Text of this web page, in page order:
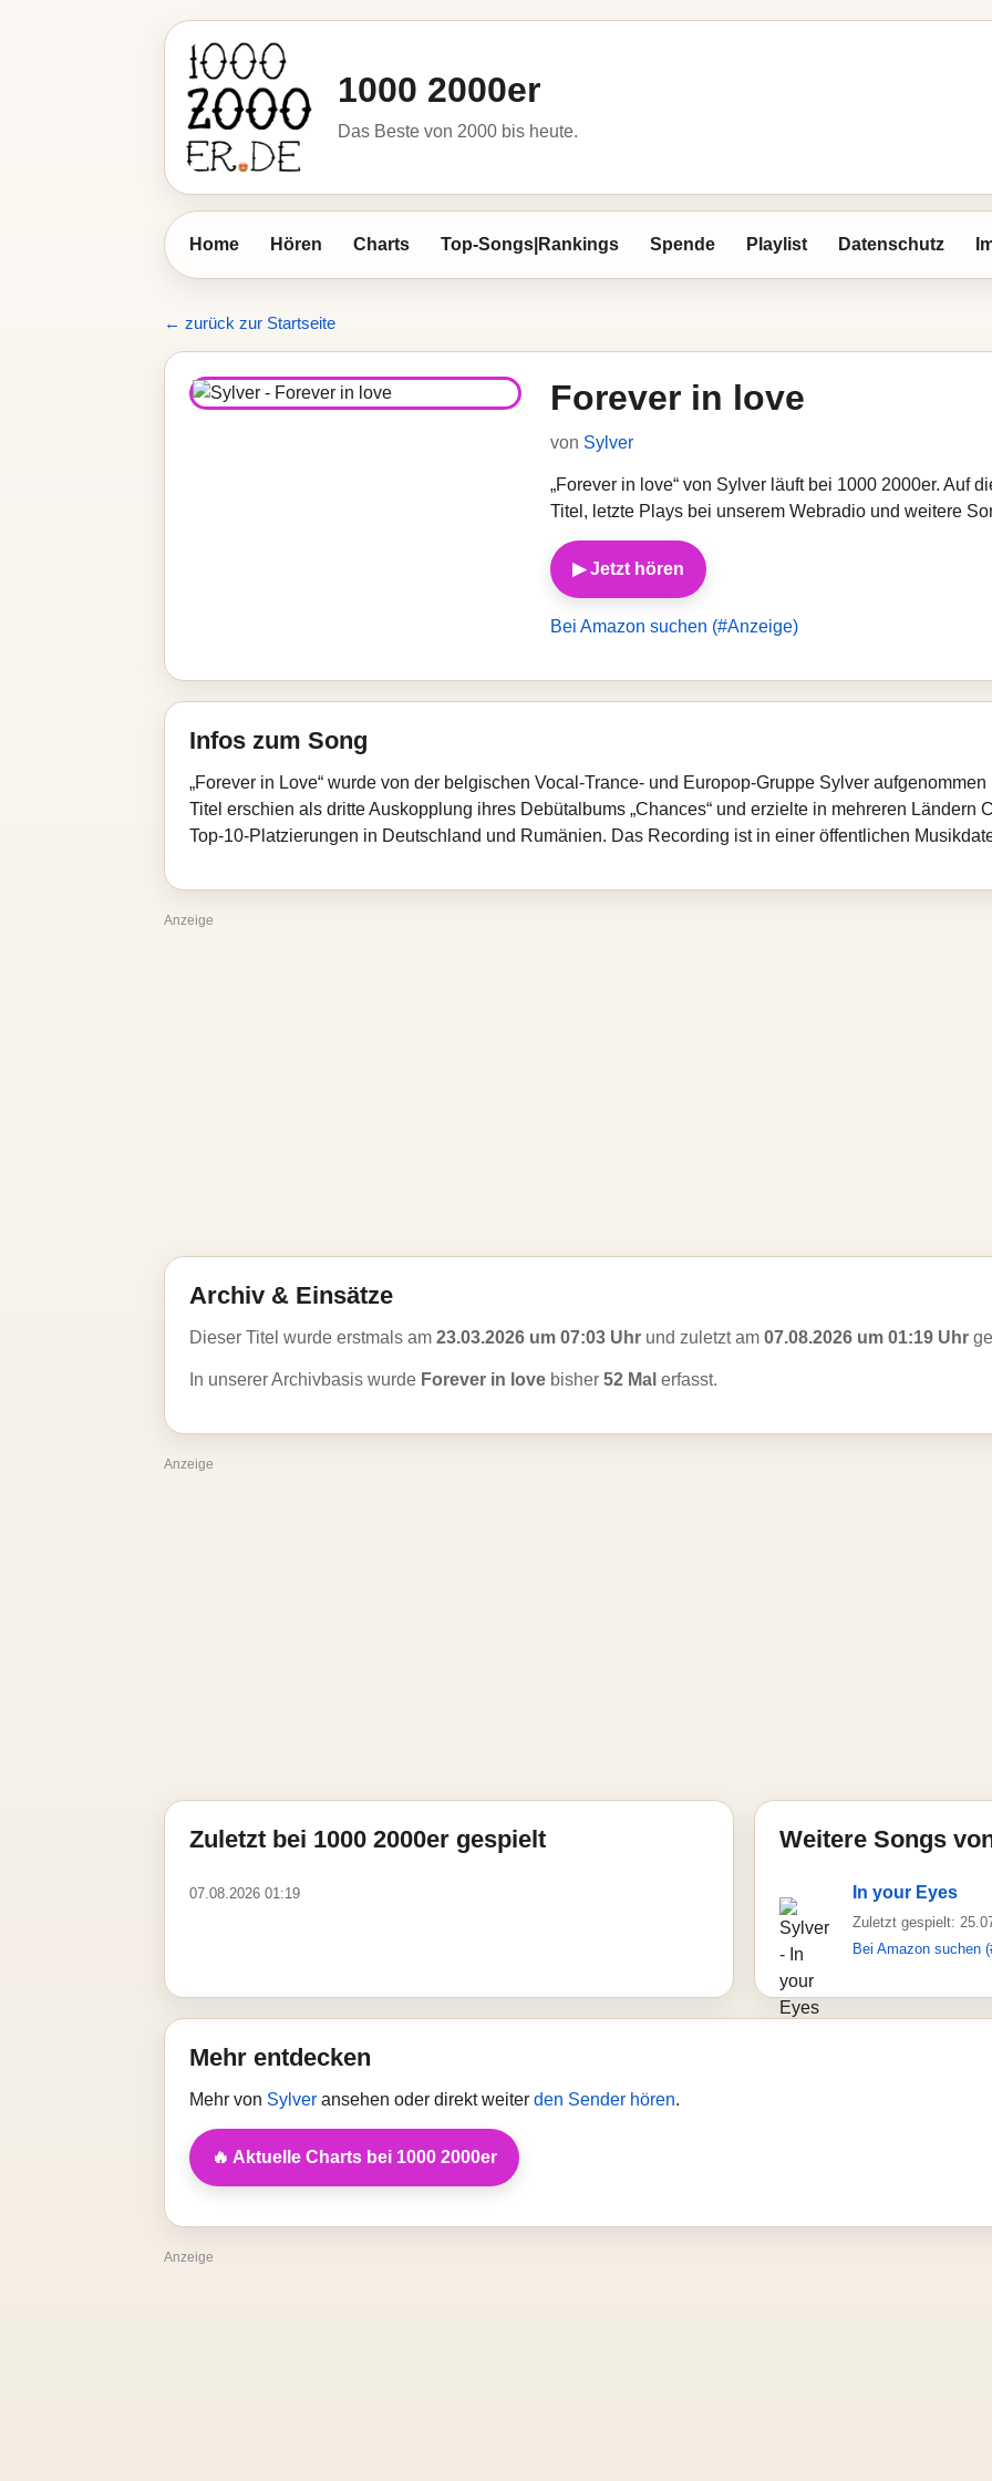
1000 2000er
Das Beste von 2000 bis heute.
Home Hören Charts Top-Songs|Rankings Spende Playlist Datenschutz
← zurück zur Startseite
Forever in love
von Sylver
„Forever in love“ von Sylver läuft bei 1000 2000er. Auf
Titel, letzte Plays bei unserem Webradio und weitere
▶ Jetzt hören
Bei Amazon suchen (#Anzeige)
Infos zum Song
„Forever in Love“ wurde von der belgischen Vocal‑Trance‑ und Europop‑Gruppe Sylver
Titel erschien als dritte Auskopplung ihres Debütalbums „Chances“ und erzielte in mehreren Ländern
Top‑10‑Platzierungen in Deutschland und Rumänien. Das Recording ist in einer öffentlichen
Anzeige
Archiv & Einsätze
Dieser Titel wurde erstmals am 23.03.2026 um 07:03 Uhr und zuletzt am 07.08.2026 um 01:19 Uhr
In unserer Archivbasis wurde Forever in love bisher 52 Mal erfasst.
Anzeige
Zuletzt bei 1000 2000er gespielt
07.08.2026 01:19
Weitere Songs
In your Eyes
Zuletzt gespielt:
Bei Amazon suchen
Mehr entdecken
Mehr von Sylver ansehen oder direkt weiter den Sender hören.
🔥 Aktuelle Charts bei 1000 2000er
Anzeige